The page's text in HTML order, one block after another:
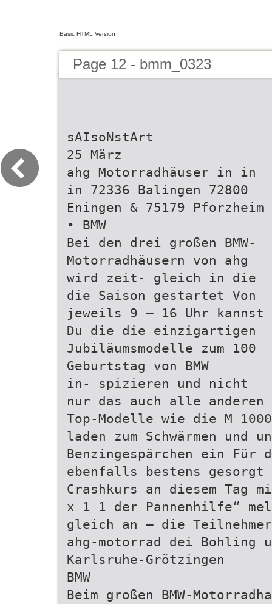
Basic HTML Version
Page 12 - bmm_0323
sAIsoNstArt
25 März
ahg Motorradhäuser in in
in 72336 Balingen 72800
Eningen & 75179 Pforzheim
• BMW
Bei den drei großen BMW-
Motorradhäusern von ahg
wird zeit- gleich in die
die Saison gestartet Von
jeweils 9 – 16 Uhr kannst
Du die die einzigartigen
Jubiläumsmodelle zum 100
Geburtstag von BMW
in- spizieren und nicht
nur das auch alle anderen
Top-Modelle wie die M
laden zum Schwärmen und
Benzingespärchen ein
ebenfalls bestens
Crashkurs an diesem Tag
x 1 1 der Pannenhilfe“
gleich an – die
ahg-motorrad dei
Karlsruhe-Grötzingen
BMW
Beim großen BMW-